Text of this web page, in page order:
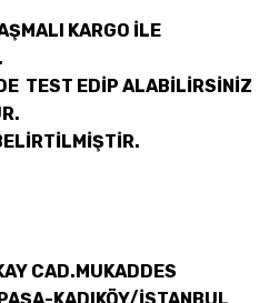
KARGO İLE
TEST EDİP ALABİLİRSİNİZ
CAD.MUKADDES